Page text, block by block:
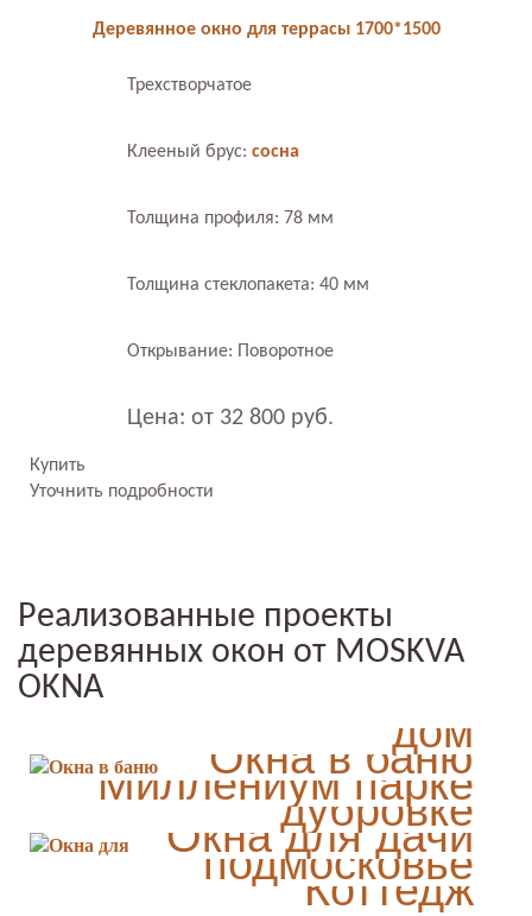
Деревянное окно для террасы 1700*1500
Трехстворчатое
Клееный брус: сосна
Толщина профиля: 78 мм
Толщина стеклопакета: 40 мм
Открывание: Поворотное
Цена: от 32 800 руб.
Купить
Уточнить подробности
Реализованные проекты
деревянных окон от MOSKVA
OKNAРадиусные окна в
дом
Окна в баню
Раздвижные окна в
Миллениум парке
Таверна на
дубровке
Окна для дачи
Дом в
подмосковье
Миллениум
Коттедж